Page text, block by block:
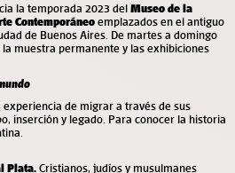
la temporada 2023 delMuseo de la
Contemporáneo emplazados en el antiguo
de Buenos Aires. De martes a domingo
muestra permanente y las exhibiciones
de migrar a través de sus
inserción y legado. Para conocer la historia
Plata. Cristianos, judíos y musulmanes